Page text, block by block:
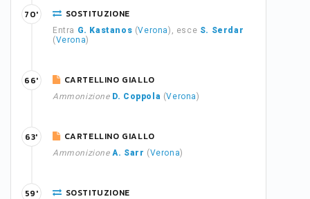
SOSTITUZIONE
Entra G. Kastanos (Verona), esce S. Serdar
(Verona)
70'
CARTELLINO GIALLO
Ammonizione D. Coppola (Verona)
66'
CARTELLINO GIALLO
Ammonizione A. Sarr (Verona)
63'
SOSTITUZIONE
59'